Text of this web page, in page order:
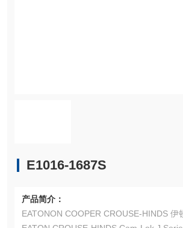
E1016-1687S
产品简介：
EATONON COOPER CROUSE-HINDS 伊